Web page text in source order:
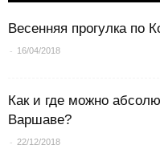
Весенняя прогулка по
- 16/04/2018
Как и где можно
Варшаве?
- 22/12/2018